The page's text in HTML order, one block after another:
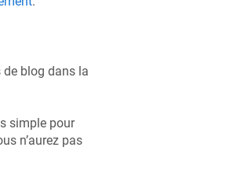
blog dans la
simple pour
n’aurez pas